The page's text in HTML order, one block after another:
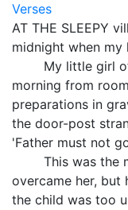
Verses
AT THE SLEEPY
midnight when my
My little girl of
morning from
preparations in
the door-post
'Father must not
This was the
overcame her, but
the child was too